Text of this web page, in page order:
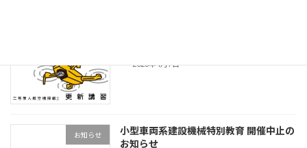
2026年4月7日
お知らせ
小型車両系建設機械特別教育 開催中止の
お知らせ